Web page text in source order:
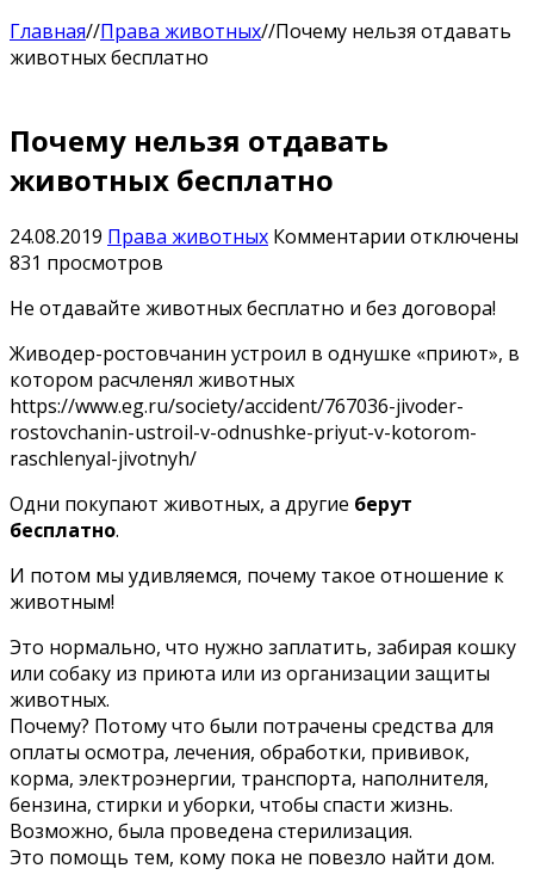
Главная//Права животных//Почему нельзя отдавать
животных бесплатно
Почему нельзя отдавать
животных бесплатно
24.08.2019 Права животных Комментарии к
нельзя
животных
бесплатно
отключены
831 просмотров
Не отдавайте животных бесплатно и без договора!
Живодер-ростовчанин устроил в однушке «приют», в
котором расчленял животных
https://www.eg.ru/society/accident/767036-jivoder-
rostovchanin-ustroil-v-odnushke-priyut-v-kotorom-
raschlenyal-jivotnyh/
Одни покупают животных, а другие берут
бесплатно.
И потом мы удивляемся, почему такое отношение к
животным!
Это нормально, что нужно заплатить, забирая кошку
или собаку из приюта или из организации защиты
животных.
Почему? Потому что были потрачены средства для
оплаты осмотра, лечения, обработки, прививок,
корма, электроэнергии, транспорта, наполнителя,
бензина, стирки и уборки, чтобы спасти жизнь.
Возможно, была проведена стерилизация.
Это помощь тем, кому пока не повезло найти дом.